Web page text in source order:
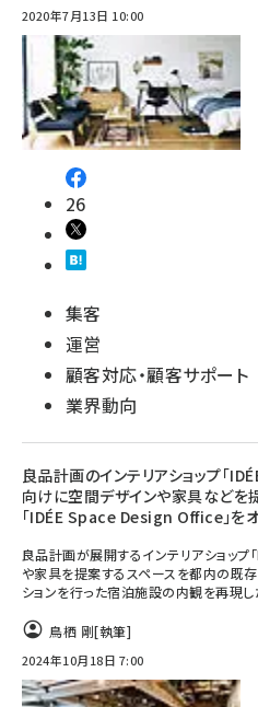
2020年7月13日 10:00
26
集客
運営
顧客対応・顧客サポート
業界動向
良品計画のインテリアショップ「
向けに空間デザインや家具などを
「IDÉE Space Design Office」を
良品計画が展開するインテリアショップ
や家具を提案するスペースを都内の既
ションを行った宿泊施設の内観を再現し
鳥栖 剛[執筆]
2024年10月18日 7:00